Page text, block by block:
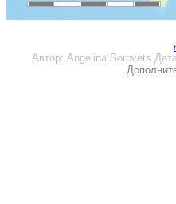
Автор: Angelina Sorovets